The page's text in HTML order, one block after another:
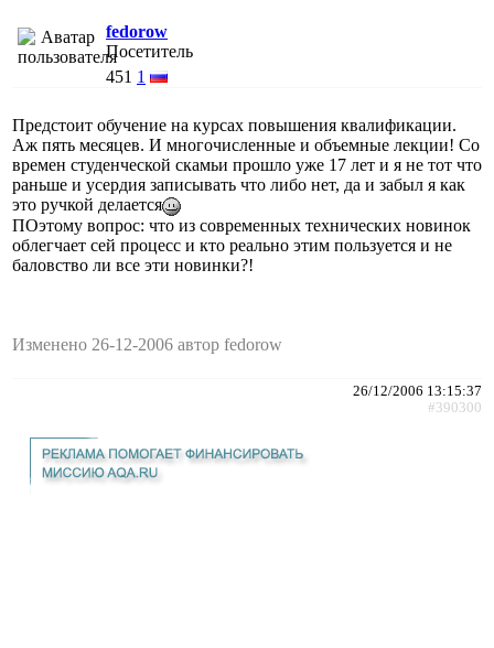
fedorow
Посетитель
451 1
Предстоит обучение на курсах повышения квалификации.
Аж пять месяцев. И многочисленные и объемные лекции! Со
времен студенческой скамьи прошло уже 17 лет и я не тот что
раньше и усердия записывать что либо нет, да и забыл я как
это ручкой делается
ПОэтому вопрос: что из современных технических новинок
облегчает сей процесс и кто реально этим пользуется и не
баловство ли все эти новинки?!
Изменено 26-12-2006 автор fedorow
26/12/2006 13:15:37
#390300